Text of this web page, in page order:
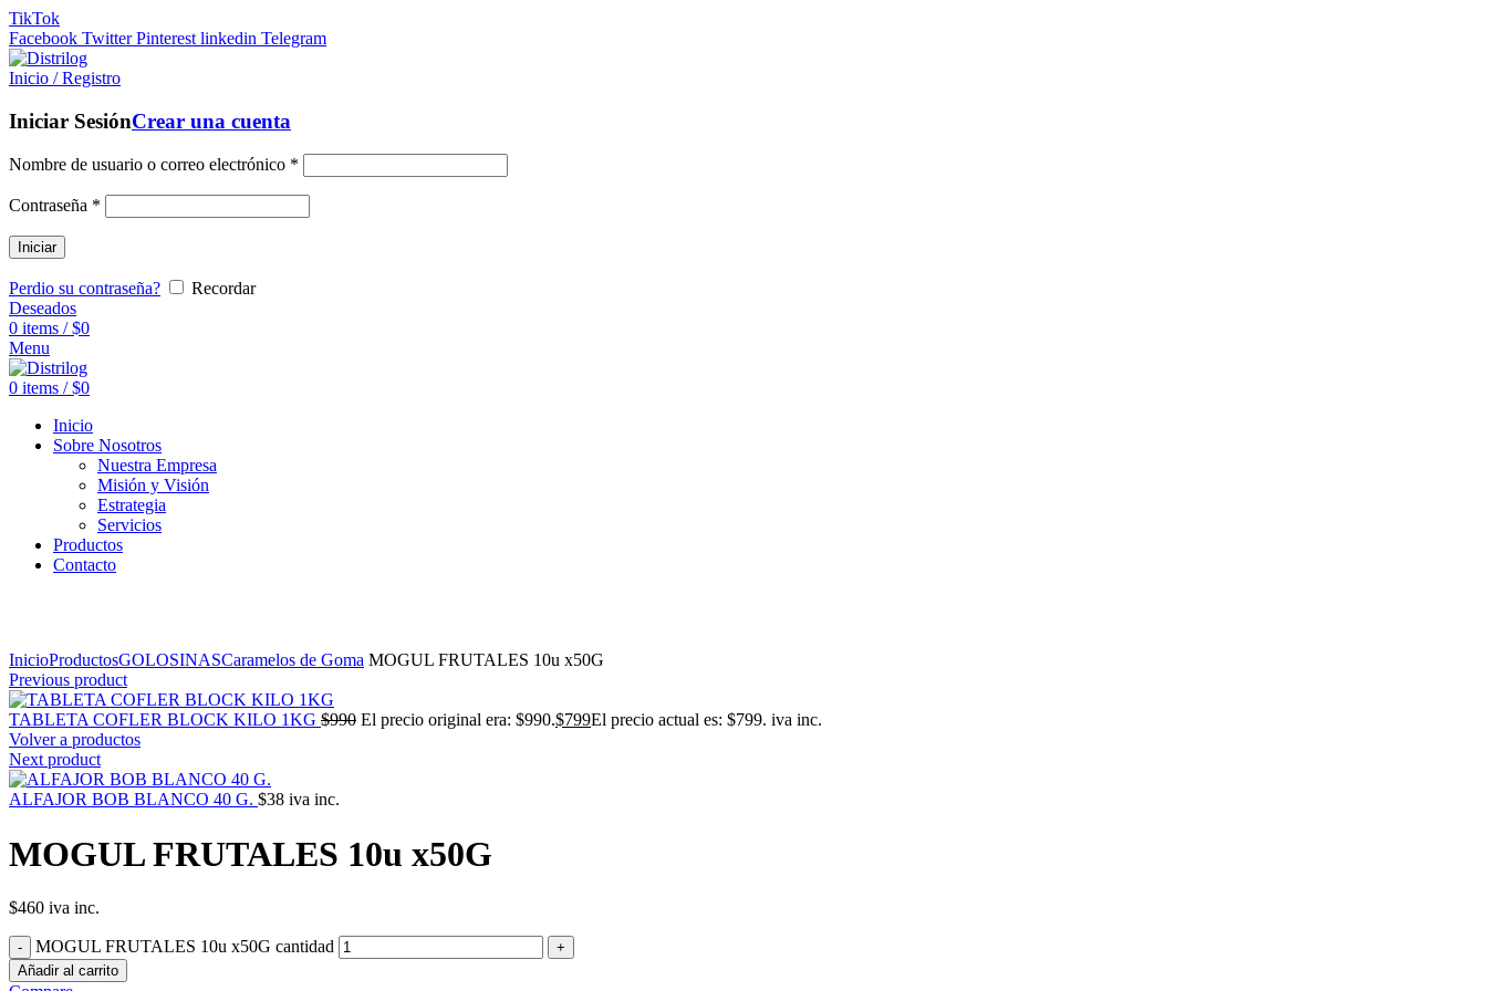
TikTok
Facebook Twitter Pinterest linkedin Telegram
Inicio / Registro
Iniciar SesiónCrear una cuenta
Nombre de usuario o correo electrónico *
Contraseña *
Iniciar
Perdio su contraseña?
Recordar
Deseados
0 items / $0
Menu
0 items / $0
Inicio
Sobre Nosotros
Nuestra Empresa
Misión y Visión
Estrategia
Servicios
Productos
Contacto
InicioProductosGOLOSINASCaramelos de Goma MOGUL FRUTALES 10u x50G
Previous product
TABLETA COFLER BLOCK KILO 1KG $990 El precio original era: $990.$799El precio actual es: $799. iva inc.
Volver a productos
Next product
ALFAJOR BOB BLANCO 40 G. $38 iva inc.
MOGUL FRUTALES 10u x50G
$460 iva inc.
MOGUL FRUTALES 10u x50G cantidad
Añadir al carrito